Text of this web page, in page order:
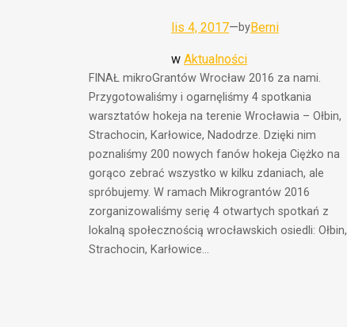
lis 4, 2017—byBerni
w Aktualności
FINAŁ mikroGrantów Wrocław 2016 za nami.
Przygotowaliśmy i ogarnęliśmy 4 spotkania
warsztatów hokeja na terenie Wrocławia – Ołbin,
Strachocin, Karłowice, Nadodrze. Dzięki nim
poznaliśmy 200 nowych fanów hokeja Ciężko na
gorąco zebrać wszystko w kilku zdaniach, ale
spróbujemy. W ramach Mikrograntów 2016
zorganizowaliśmy serię 4 otwartych spotkań z
lokalną społecznością wrocławskich osiedli: Ołbin,
Strachocin, Karłowice…